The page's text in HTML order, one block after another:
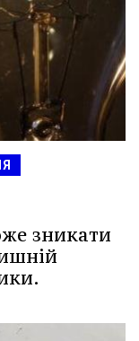
зникати